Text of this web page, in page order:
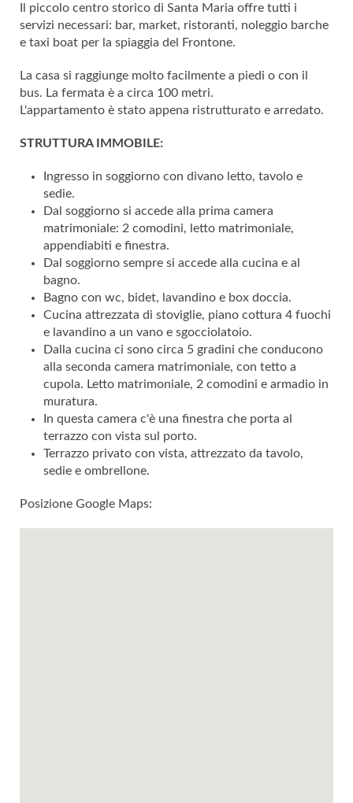
Il piccolo centro storico di Santa Maria offre tutti i
servizi necessari: bar, market, ristoranti, noleggio barche
e taxi boat per la spiaggia del Frontone.
La casa si raggiunge molto facilmente a piedi o con il
bus. La fermata è a circa 100 metri.
L'appartamento è stato appena ristrutturato e arredato.
STRUTTURA IMMOBILE:
Ingresso in soggiorno con divano letto, tavolo e
sedie.
Dal soggiorno si accede alla prima camera
matrimoniale: 2 comodini, letto matrimoniale,
appendiabiti e finestra.
Dal soggiorno sempre si accede alla cucina e al
bagno.
Bagno con wc, bidet, lavandino e box doccia.
Cucina attrezzata di stoviglie, piano cottura 4 fuochi
e lavandino a un vano e sgocciolatoio.
Dalla cucina ci sono circa 5 gradini che conducono
alla seconda camera matrimoniale, con tetto a
cupola. Letto matrimoniale, 2 comodini e armadio in
muratura.
In questa camera c'è una finestra che porta al
terrazzo con vista sul porto.
Terrazzo privato con vista, attrezzato da tavolo,
sedie e ombrellone.
Posizione Google Maps: